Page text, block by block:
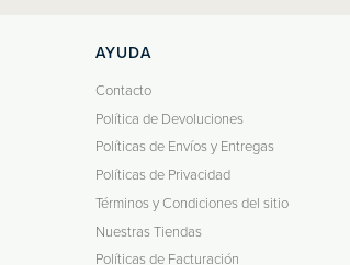
AYUDA
Contacto
Política de Devoluciones
Políticas de Envíos y Entregas
Políticas de Privacidad
Términos y Condiciones del sitio
Nuestras Tiendas
Políticas de Facturación